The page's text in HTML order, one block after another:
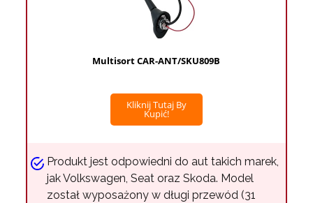
Multisort CAR-ANT/SKU809B
Kliknij Tutaj By
Kupić!
Produkt jest odpowiedni do aut takich marek,
jak Volkswagen, Seat oraz Skoda. Model
został wyposażony w długi przewód (31